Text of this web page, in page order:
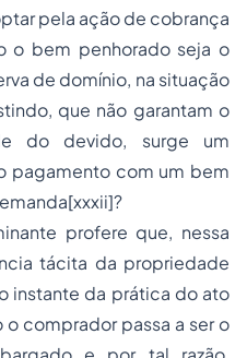
pela ação de cobrança
o bem penhorado seja o
de domínio, na situação
que não garantam o
do devido, surge um
pagamento com um bem
profere que, nessa
tácita da propriedade
instante da prática do ato
comprador passa a ser o